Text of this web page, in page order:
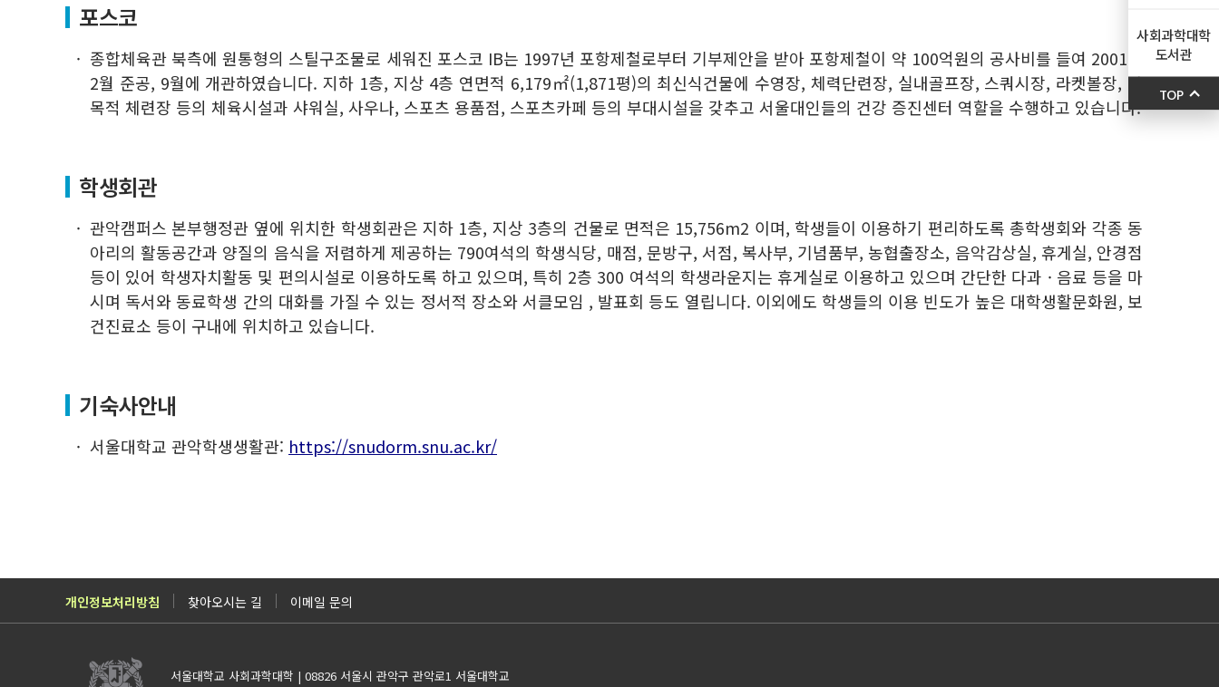
포스코
종합체육관 북측에 원통형의 스틸구조물로 세워진 포스코 IB는 1997년 포항제철로부터 기부제안을 받아 포항제철이 약 100억원의 공사비를 들여 2001년
2월 준공, 9월에 개관하였습니다. 지하 1층, 지상 4층 연면적 6,179㎡(1,871평)의 최신식건물에 수영장, 체력단련장, 실내골프장, 스쿼시장, 라켓볼장, 다
목적 체련장 등의 체육시설과 샤워실, 사우나, 스포츠 용품점, 스포츠카페 등의 부대시설을 갖추고 서울대인들의 건강 증진센터 역할을 수행하고 있습니다.
학생회관
관악캠퍼스 본부행정관 옆에 위치한 학생회관은 지하 1층, 지상 3층의 건물로 면적은 15,756m2 이며, 학생들이 이용하기 편리하도록 총학생회와 각종 동
아리의 활동공간과 양질의 음식을 저렴하게 제공하는 790여석의 학생식당, 매점, 문방구, 서점, 복사부, 기념품부, 농협출장소, 음악감상실, 휴게실, 안경점
등이 있어 학생자치활동 및 편의시설로 이용하도록 하고 있으며, 특히 2층 300 여석의 학생라운지는 휴게실로 이용하고 있으며 간단한 다과 · 음료 등을 마
시며 독서와 동료학생 간의 대화를 가질 수 있는 정서적 장소와 서클모임 , 발표회 등도 열립니다. 이외에도 학생들의 이용 빈도가 높은 대학생활문화원, 보
건진료소 등이 구내에 위치하고 있습니다.
기숙사안내
서울대학교 관악학생생활관: https://snudorm.snu.ac.kr/
개인정보처리방침 찾아오시는 길 이메일 문의
서울대학교 사회과학대학 | 08826 서울시 관악구 관악로1 서울대학교
사회과학대학
도서관
TOP